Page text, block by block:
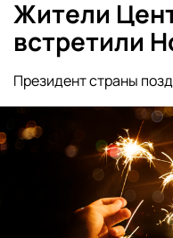
Жители
встретили
Президент страны